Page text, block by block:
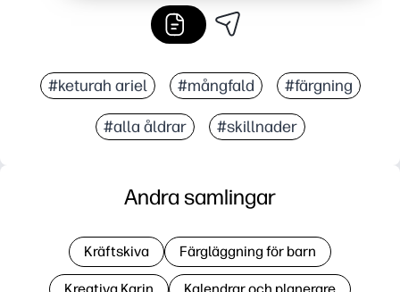
#keturah ariel #mångfald #färgning
#alla åldrar #skillnader
Andra samlingar
Kräftskiva Färgläggning för barn